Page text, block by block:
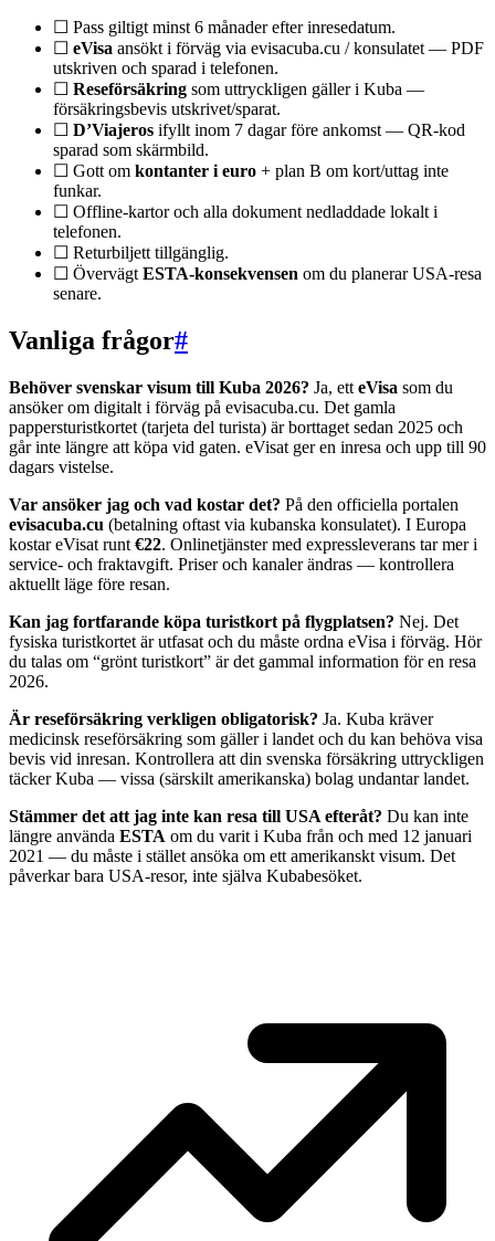
☐ Pass giltigt minst 6 månader efter inresedatum.
☐ eVisa ansökt i förväg via evisacuba.cu / konsulatet — PDF
utskriven och sparad i telefonen.
☐ Reseförsäkring som uttryckligen gäller i Kuba —
försäkringsbevis utskrivet/sparat.
☐ D’Viajeros ifyllt inom 7 dagar före ankomst — QR-kod
sparad som skärmbild.
☐ Gott om kontanter i euro + plan B om kort/uttag inte
funkar.
☐ Offline-kartor och alla dokument nedladdade lokalt i
telefonen.
☐ Returbiljett tillgänglig.
☐ Övervägt ESTA-konsekvensen om du planerar USA-resa
senare.
Vanliga frågor#
Behöver svenskar visum till Kuba 2026? Ja, ett eVisa som du
ansöker om digitalt i förväg på evisacuba.cu. Det gamla
pappersturistkortet (tarjeta del turista) är borttaget sedan 2025 och
går inte längre att köpa vid gaten. eVisat ger en inresa och upp till 90
dagars vistelse.
Var ansöker jag och vad kostar det? På den officiella portalen
evisacuba.cu (betalning oftast via kubanska konsulatet). I Europa
kostar eVisat runt €22. Onlinetjänster med expressleverans tar mer i
service- och fraktavgift. Priser och kanaler ändras — kontrollera
aktuellt läge före resan.
Kan jag fortfarande köpa turistkort på flygplatsen? Nej. Det
fysiska turistkortet är utfasat och du måste ordna eVisa i förväg. Hör
du talas om “grönt turistkort” är det gammal information för en resa
2026.
Är reseförsäkring verkligen obligatorisk? Ja. Kuba kräver
medicinsk reseförsäkring som gäller i landet och du kan behöva visa
bevis vid inresan. Kontrollera att din svenska försäkring uttryckligen
täcker Kuba — vissa (särskilt amerikanska) bolag undantar landet.
Stämmer det att jag inte kan resa till USA efteråt? Du kan inte
längre använda ESTA om du varit i Kuba från och med 12 januari
2021 — du måste i stället ansöka om ett amerikanskt visum. Det
påverkar bara USA-resor, inte själva Kubabesöket.